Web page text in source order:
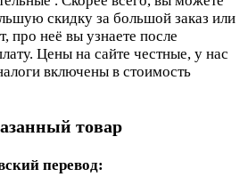
скидку за большой заказ или
про неё вы узнаете после
Цены на сайте честные, у нас
включены в стоимость
товар
перевод: